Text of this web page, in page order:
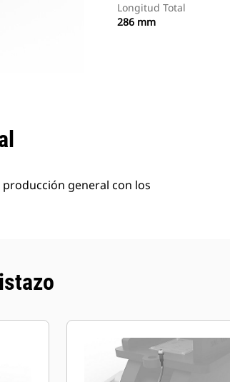
Longitud Total
286 mm
general con los